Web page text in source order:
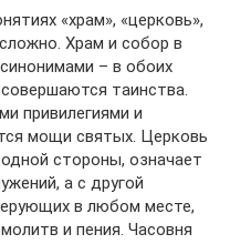
«храм», «церковь»,
Храм и собор в
– в обоих
таинства.
привилегиями и
мощи святых. Церковь
стороны, означает
а с другой
в любом месте,
и пения. Часовня